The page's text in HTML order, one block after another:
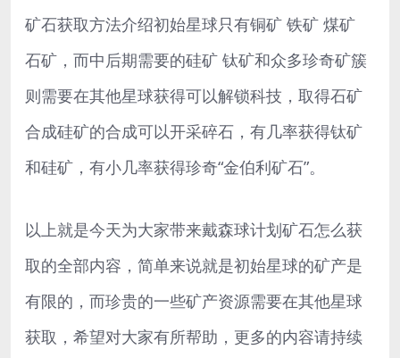
矿石获取方法介绍初始星球只有铜矿 铁矿 煤矿
石矿，而中后期需要的硅矿 钛矿和众多珍奇矿簇
则需要在其他星球获得可以解锁科技，取得石矿
合成硅矿的合成可以开采碎石，有几率获得钛矿
和硅矿，有小几率获得珍奇“金伯利矿石”。
以上就是今天为大家带来戴森球计划矿石怎么获
取的全部内容，简单来说就是初始星球的矿产是
有限的，而珍贵的一些矿产资源需要在其他星球
获取，希望对大家有所帮助，更多的内容请持续